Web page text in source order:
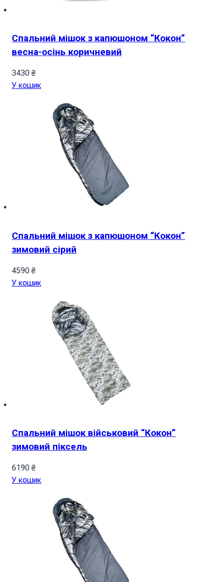
Спальний мішок з капюшоном “Кокон”
весна-осінь коричневий
3430 ₴
У кошик
Спальний мішок з капюшоном “Кокон”
зимовий сірий
4590 ₴
У кошик
Спальний мішок військовий “Кокон”
зимовий піксель
6190 ₴
У кошик